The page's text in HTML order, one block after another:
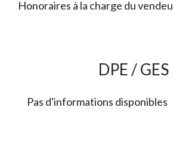
Honoraires à la charge du
DPE / GES
Pas d'informations disponibles